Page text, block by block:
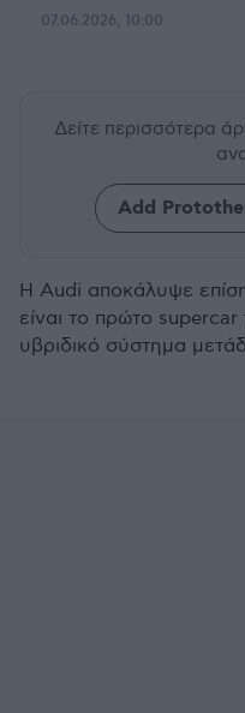
07.06.2026, 10:00
Δείτε περισσότερα
Add
Η Audi αποκάλυψε
είναι το πρώτο supercar
υβριδικό σύστημα